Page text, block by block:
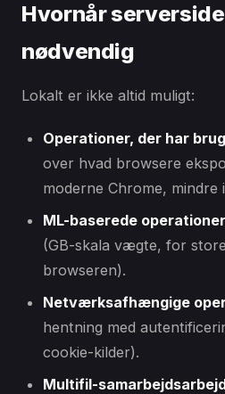
Hvornår
nødvendig
Lokalt er ikke altid muligt:
Operationer, der har
over hvad browsere
moderne Chrome, mindre
ML-baserede operationer
(GB-skala vægte, for
browseren).
Netværksafhængige
hentning med
cookie-kilder).
Multifil-